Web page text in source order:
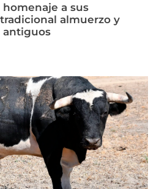
a sus
almuerzo y
antiguos